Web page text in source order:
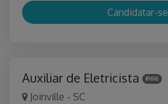
Candidatar-se
Auxiliar de Eletricista #1616
Joinville - SC